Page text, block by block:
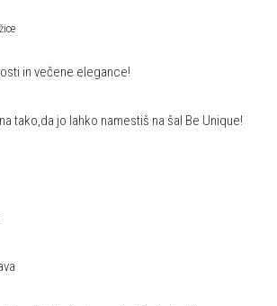
in večene elegance!
tako,da jo lahko namestiš na šal Be Unique!